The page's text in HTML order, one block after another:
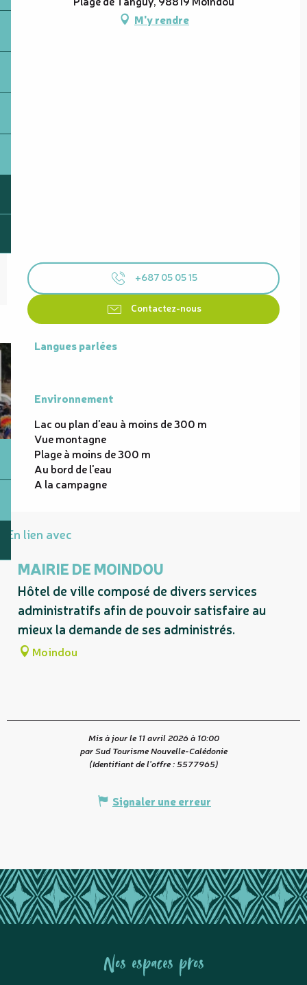
M'y rendre
+687 05 05 15
Contactez-nous
Langues parlées
Langues parlées
Environnement
Environnement
Lac ou plan d'eau à moins de 300 m
Vue montagne
Plage à moins de 300 m
Au bord de l'eau
A la campagne
En lien avec
MAIRIE DE MOINDOU
Hôtel de ville composé de divers services
administratifs afin de pouvoir satisfaire au
mieux la demande de ses administrés.
Moindou
Mis à jour le 11 avril 2026 à 10:00
par Sud Tourisme Nouvelle-Calédonie
(Identifiant de l'offre :5577965)
Signaler une erreur
Nos espaces pros